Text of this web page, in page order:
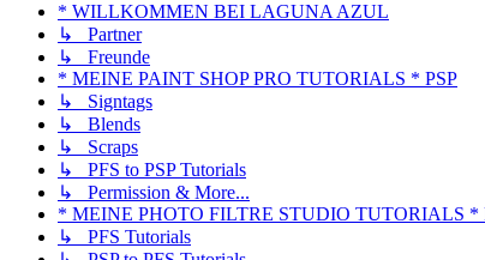
* WILLKOMMEN BEI LAGUNA AZUL
↳ Partner
↳ Freunde
* MEINE PAINT SHOP PRO TUTORIALS * PSP
↳ Signtags
↳ Blends
↳ Scraps
↳ PFS to PSP Tutorials
↳ Permission & More...
* MEINE PHOTO FILTRE STUDIO TUTORIALS *
↳ PFS Tutorials